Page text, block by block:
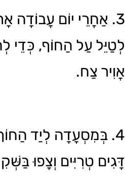
3. אַחֲרֵי יוֹם עֲבוֹדָה
לְטַיֵּל עַל הַחוֹף, כְּדֵי
אֲוִיר צַח.
4. בְּמִסְעָדָה לְיַד
דָּגִים טְרִיִּים וְצָפוּ